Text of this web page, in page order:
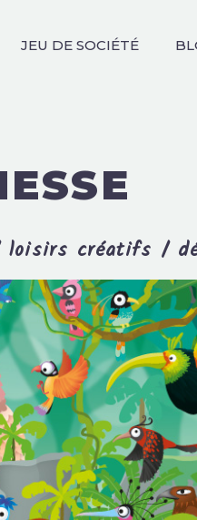
JEU DE SOCIÉTÉ
créatifs /